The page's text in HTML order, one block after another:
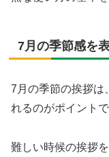
7月の季節感を
7月の季節の挨拶は
れるのがポイントで
難しい時候の挨拶